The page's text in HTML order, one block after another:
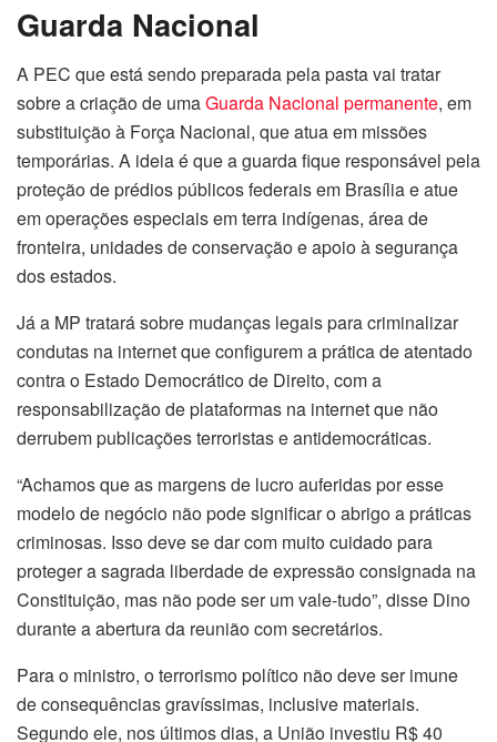
Guarda Nacional
A PEC que está sendo preparada pela pasta vai tratar
sobre a criação de umaGuarda Nacional permanente, em
substituição à Força Nacional, que atua em missões
temporárias. A ideia é que a guarda fique responsável pela
proteção de prédios públicos federais em Brasília e atue
em operações especiais em terra indígenas, área de
fronteira, unidades de conservação e apoio à segurança
dos estados.
Já a MP tratará sobre mudanças legais para criminalizar
condutas na internet que configurem a prática de atentado
contra o Estado Democrático de Direito, com a
responsabilização de plataformas na internet que não
derrubem publicações terroristas e antidemocráticas.
“Achamos que as margens de lucro auferidas por esse
modelo de negócio não pode significar o abrigo a práticas
criminosas. Isso deve se dar com muito cuidado para
proteger a sagrada liberdade de expressão consignada na
Constituição, mas não pode ser um vale-tudo”, disse Dino
durante a abertura da reunião com secretários.
Para o ministro, o terrorismo político não deve ser imune
de consequências gravíssimas, inclusive materiais.
Segundo ele, nos últimos dias, a União investiu R$ 40